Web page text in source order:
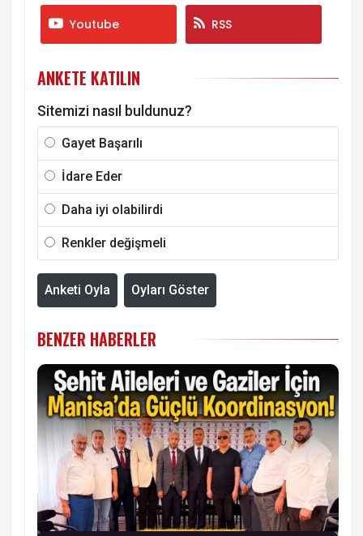
Youtube RSS
ANKETE KATILIN
Sitemizi nasıl buldunuz?
Gayet Başarılı
İdare Eder
Daha iyi olabilirdi
Renkler değişmeli
Anketi Oyla Oyları Göster
BENZER HABERLER